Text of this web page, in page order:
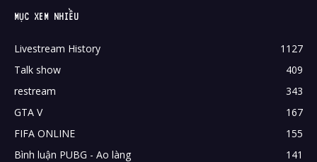
MỤC XEM NHIỀU
Livestream History
1127
Talk show
409
restream
343
GTA V
167
FIFA ONLINE
155
Bình luận PUBG - Ao làng
141